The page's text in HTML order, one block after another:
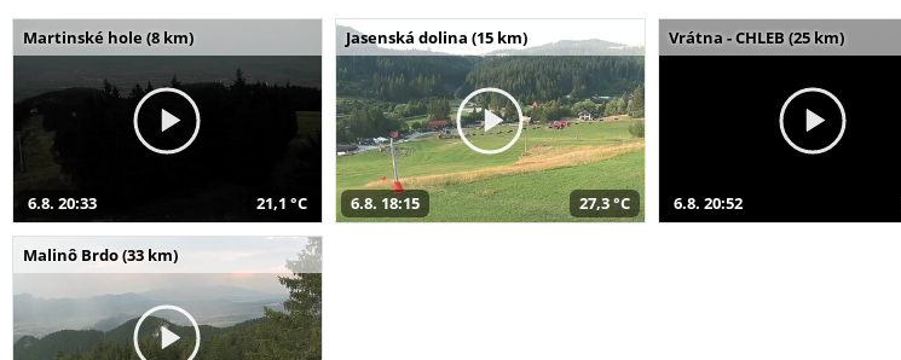
Martinské hole (8 km)
6.8. 20:33 21,1 °C
Jasenská dolina (15 km)
6.8. 18:15 27,3 °C
Vrátna - CHLEB (25 km)
6.8. 20:52
Malinô Brdo (33 km)